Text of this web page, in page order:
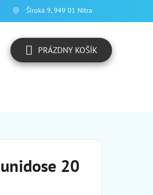
Široká 9, 949 01 Nitra
NÁKUPNÝ
PRÁZDNY KOŠÍK
20